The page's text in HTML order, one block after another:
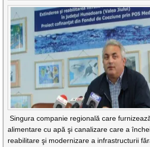
Singura companie regională care
alimentare cu apă şi canalizare care a
reabilitare şi modernizare a infrastructurii